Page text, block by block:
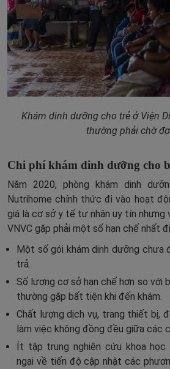
Khám dinh dưỡng cho trẻ ở Viện
thường phải chờ
Chi phí khám dinh dưỡng cho
Năm 2020, phòng khám dinh
Nutrihome chính thức đi vào hoạt
giá là cơ sở y tế tư nhân uy tín nhưng
VNVC gặp phải một số hạn chế nhất
Một số gói khám dinh dưỡng chưa
trả.
Số lượng cơ sở hạn chế hơn so với
thường gặp bất tiện khi đến khám.
Chất lượng dịch vụ, trang thiết bị,
làm việc không đồng đều giữa các
Ít tập trung nghiên cứu khoa học
ngại về tiến độ cập nhật các